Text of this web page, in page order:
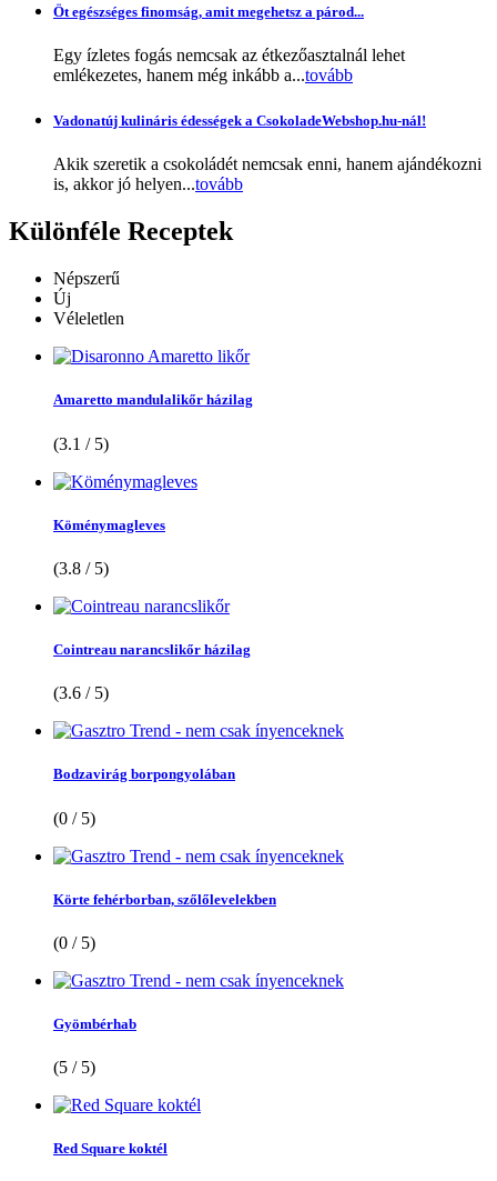
Öt egészséges finomság, amit megehetsz a párod...
Egy ízletes fogás nemcsak az étkezőasztalnál lehet
emlékezetes, hanem még inkább a...tovább
Vadonatúj kulináris édességek a CsokoladeWebshop.hu-nál!
Akik szeretik a csokoládét nemcsak enni, hanem ajándékozni
is, akkor jó helyen...tovább
Különféle Receptek
Népszerű
Új
Véleletlen
Amaretto mandulalikőr házilag
(3.1 / 5)
Köménymagleves
(3.8 / 5)
Cointreau narancslikőr házilag
(3.6 / 5)
Bodzavirág borpongyolában
(0 / 5)
Körte fehérborban, szőlőlevelekben
(0 / 5)
Gyömbérhab
(5 / 5)
Red Square koktél